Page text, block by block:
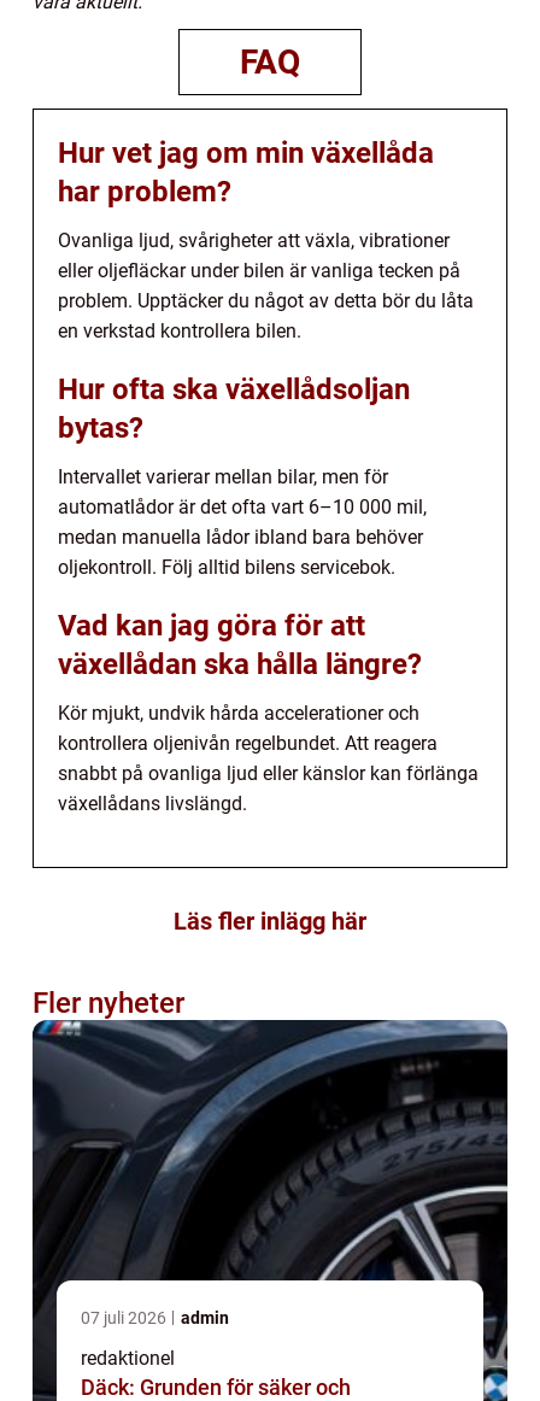
FAQ
Hur vet jag om min växellåda
har problem?
Ovanliga ljud, svårigheter att växla, vibrationer
eller oljefläckar under bilen är vanliga tecken på
problem. Upptäcker du något av detta bör du låta
en verkstad kontrollera bilen.
Hur ofta ska växellådsoljan
bytas?
Intervallet varierar mellan bilar, men för
automatlådor är det ofta vart 6–10 000 mil,
medan manuella lådor ibland bara behöver
oljekontroll. Följ alltid bilens servicebok.
Vad kan jag göra för att
växellådan ska hålla längre?
Kör mjukt, undvik hårda accelerationer och
kontrollera oljenivån regelbundet. Att reagera
snabbt på ovanliga ljud eller känslor kan förlänga
växellådans livslängd.
Läs fler inlägg här
Fler nyheter
07 juli 2026 admin
redaktionel
Däck: Grunden för säker och